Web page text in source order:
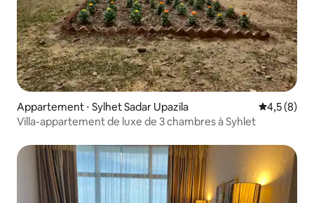
Appartement ⋅ Sylhet Sadar Upazila Évaluation
4,5 (8)
Villa-appartement de luxe de 3 chambres à Syhlet